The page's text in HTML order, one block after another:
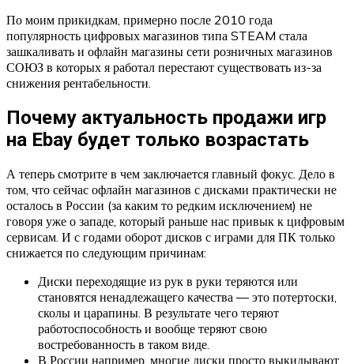
По моим прикидкам, примерно после 2010 года
популярность цифровых магазинов типа STEAM стала
зашкаливать и офлайн магазины сети розничных магазинов
СОЮЗ в которых я работал перестают существовать из-за
снижения рентабельности.
Почему актуальность продажи игр
на Ebay будет только возрастать
А теперь смотрите в чем заключается главный фокус. Дело в
том, что сейчас офлайн магазинов с дисками практически не
осталось в России (за каким то редким исключением) не
говоря уже о западе, который раньше нас привык к цифровым
сервисам. И с годами оборот дисков с играми для ПК только
снижается по следующим причинам:
Диски переходящие из рук в руки теряются или
становятся ненадлежащего качества — это потертоски,
сколы и царапины. В результате чего теряют
работоспособность и вообще теряют свою
востребованность в таком виде.
В России например, многие диски просто выкидывают